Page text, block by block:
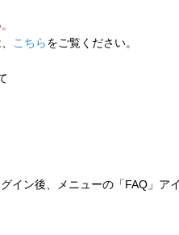
こちらをご覧ください。
ン後、メニューの「FAQ」ア